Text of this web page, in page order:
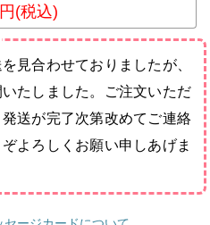
(税込)
見合わせておりましたが、
たしました。ご注文いただ
送が完了次第改めてご連絡
よろしくお願い申しあげま